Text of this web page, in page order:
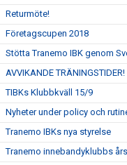
Returmöte!
Företagscupen 2018
Stötta Tranemo IBK genom
AVVIKANDE TRÄNINGSTIDER!
TIBKs Klubbkväll 15/9
Nyheter under policy och
Tranemo IBKs nya styrelse
Tranemo innebandyklubbs